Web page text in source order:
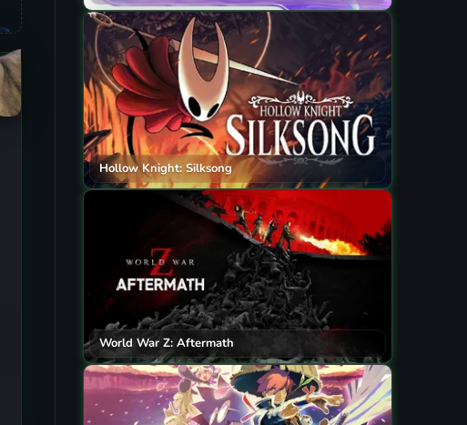
Hollow Knight: Silksong
World War Z: Aftermath